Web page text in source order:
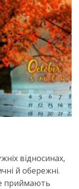
відносинах,
й обережні.
приймають